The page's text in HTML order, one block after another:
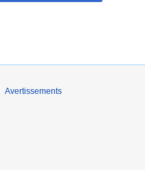
Avertissements